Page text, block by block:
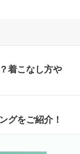
着こなし方や
グをご紹介！